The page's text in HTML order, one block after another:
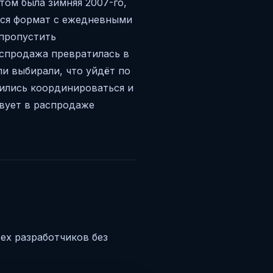
была зимняя 2007-го,
формат с ежедневными
превратилась в
выбирали, что уйдёт по
координироваться и
в распродаже
разработчиков без